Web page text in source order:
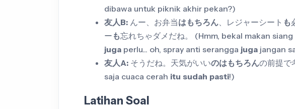
dibawa untuk piknik akhir pekan?)
友人B: んー、お弁当はもちろん、レジャーシート も
ー も忘れちゃダメだね。 (Hmm, bekal makan siang
juga perlu... oh, spray anti serangga juga jangan
友人A: そうだね。天気がいいのはもちろんの前提で
saja cuaca cerah itu sudah pasti!)
Latihan Soal